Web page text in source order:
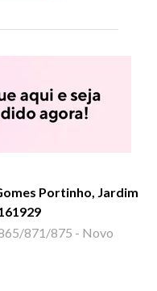
Portinho, Jardim
871/875 - Novo